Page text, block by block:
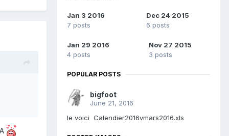
Jan 3 2016
7 posts
Dec 24 2015
6 posts
Jan 29 2016
4 posts
Nov 27 2015
3 posts
POPULAR POSTS
bigfoot
June 21, 2016
le voici Calendier2016vmars2016.xls